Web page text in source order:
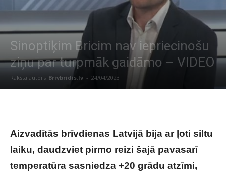
Sinoptiķim Bricim nav iepriecinošu
ziņu par turpmāk gaidāmo – VIDEO
Raksta autors Brivbridis.lv - 24/04/2023
Aizvadītās brīvdienas Latvijā bija ar ļoti siltu
laiku, daudzviet pirmo reizi šajā pavasarī
temperatūra sasniedza +20 grādu atzīmi,